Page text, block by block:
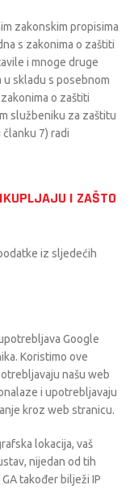
zakonskim propisima
s zakonima o zaštiti
i mnoge druge
skladu s posebnom
o zaštiti
službeniku za zaštitu
7) radi
I ZAŠTO
iz sljedećih
Google
Koristimo ove
našu web
i upotrebljavaju
kroz web stranicu.
lokacija, vaš
nijedan od tih
također bilježi IP